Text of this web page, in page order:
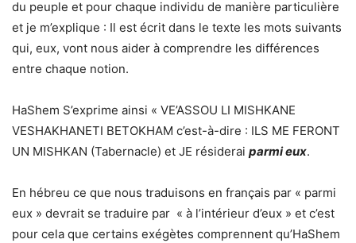
du peuple et pour chaque individu de manière particulière
et je m’explique : Il est écrit dans le texte les mots suivants
qui, eux, vont nous aider à comprendre les différences
entre chaque notion.
HaShem S’exprime ainsi « VE’ASSOU LI MISHKANE
VESHAKHANETI BETOKHAM c’est-à-dire : ILS ME FERONT
UN MISHKAN (Tabernacle) et JE résiderai parmi eux.
En hébreu ce que nous traduisons en français par « parmi
eux » devrait se traduire par « à l’intérieur d’eux » et c’est
pour cela que certains exégètes comprennent qu’HaShem